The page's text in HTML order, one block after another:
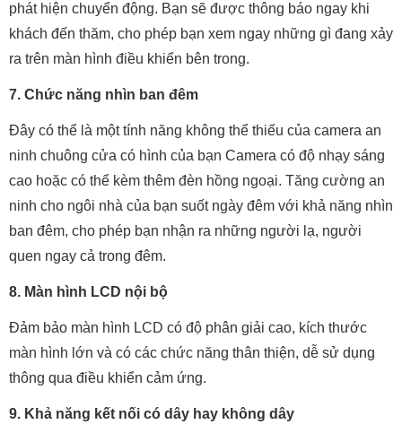
phát hiện chuyển động. Bạn sẽ được thông báo ngay khi
khách đến thăm, cho phép bạn xem ngay những gì đang xảy
ra trên màn hình điều khiển bên trong.
7. Chức năng nhìn ban đêm
Đây có thể là một tính năng không thể thiếu của camera an
ninh chuông cửa có hình của bạn Camera có độ nhạy sáng
cao hoặc có thể kèm thêm đèn hồng ngoại. Tăng cường an
ninh cho ngôi nhà của bạn suốt ngày đêm với khả năng nhìn
ban đêm, cho phép bạn nhận ra những người lạ, người
quen ngay cả trong đêm.
8. Màn hình LCD nội bộ
Đảm bảo màn hình LCD có độ phân giải cao, kích thước
màn hình lớn và có các chức năng thân thiện, dễ sử dụng
thông qua điều khiển cảm ứng.
9. Khả năng kết nối có dây hay không dây